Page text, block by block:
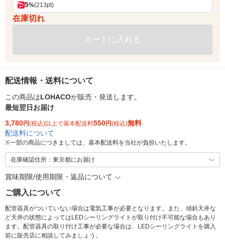
5%(213pt)
在庫切れ
カートに入れる
配送情報・送料について
この商品はLOHACOが販売・発送します。
最短翌日お届け
3,780円(税込)以上で基本配送料550円(税込)無料
配送料について
※一部の商品につきましては、基本配送料を当社が負担いたします。
在庫確認住所：東京都にお届け
賞味期限/使用期限・返品について
ご購入について
配管器具がついていない場合は電気工事が必要となります。また、傾斜天井な
ど天井の状態によってはLEDシーリングライトが取り付け不可能な場合もあり
ます。配管器具の取り付け工事が必要な場合は、LEDシーリングライトを購入
前に販売店に相談してみましょう。